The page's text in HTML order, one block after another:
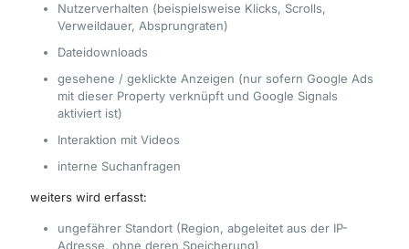
Nutzerverhalten (beispielsweise Klicks, Scrolls,
Verweildauer, Absprungraten)
Dateidownloads
gesehene / geklickte Anzeigen (nur sofern Google Ads
mit dieser Property verknüpft und Google Signals
aktiviert ist)
Interaktion mit Videos
interne Suchanfragen
weiters wird erfasst:
ungefährer Standort (Region, abgeleitet aus der IP-
Adresse, ohne deren Speicherung)